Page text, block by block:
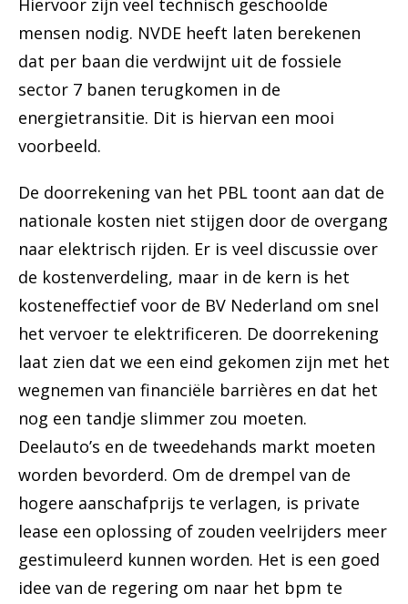
Hiervoor zijn veel technisch geschoolde
mensen nodig. NVDE heeft laten berekenen
dat per baan die verdwijnt uit de fossiele
sector 7 banen terugkomen in de
energietransitie. Dit is hiervan een mooi
voorbeeld.
De doorrekening van het PBL toont aan dat de
nationale kosten niet stijgen door de overgang
naar elektrisch rijden. Er is veel discussie over
de kostenverdeling, maar in de kern is het
kosteneffectief voor de BV Nederland om snel
het vervoer te elektrificeren. De doorrekening
laat zien dat we een eind gekomen zijn met het
wegnemen van financiële barrières en dat het
nog een tandje slimmer zou moeten.
Deelauto’s en de tweedehands markt moeten
worden bevorderd. Om de drempel van de
hogere aanschafprijs te verlagen, is private
lease een oplossing of zouden veelrijders meer
gestimuleerd kunnen worden. Het is een goed
idee van de regering om naar het bpm te